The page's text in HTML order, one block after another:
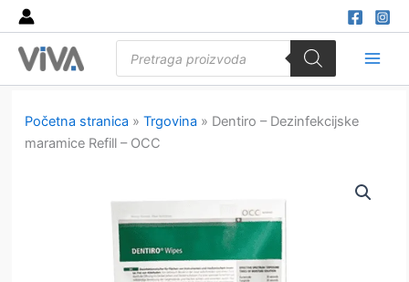
Skip
to
content
search
Početna stranica »Trgovina » Dentiro – Dezinfekcijske
maramice Refill – OCC